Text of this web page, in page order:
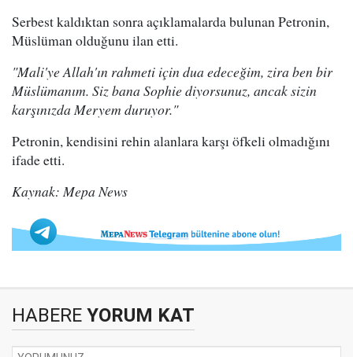
Serbest kaldıktan sonra açıklamalarda bulunan Petronin,
Müslüman olduğunu ilan etti.
"Mali'ye Allah'ın rahmeti için dua edeceğim, zira ben bir
Müslümanım. Siz bana Sophie diyorsunuz, ancak sizin
karşınızda Meryem duruyor."
Petronin, kendisini rehin alanlara karşı öfkeli olmadığını
ifade etti.
Kaynak: Mepa News
HABERE YORUM KAT